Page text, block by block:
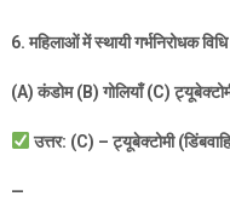
6.महिलाओं में स्थायी गर्भनिरोधक
(A)कंडोम (B)गोलियाँ (C)
उत्तर: (C) –ट्यूबेक्टोमी
—